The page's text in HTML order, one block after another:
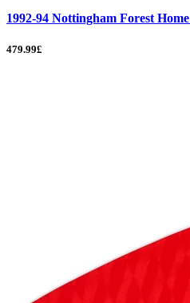
1992-94 Nottingham Forest
479.99£